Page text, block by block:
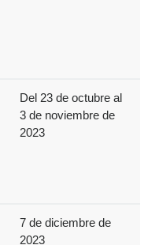
Del 23 de octubre al
3 de noviembre de
2023
7 de diciembre de
2023